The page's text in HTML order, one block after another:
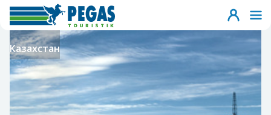
Казахстан